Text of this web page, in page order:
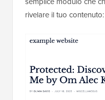
rivelare il tuo contenuto: